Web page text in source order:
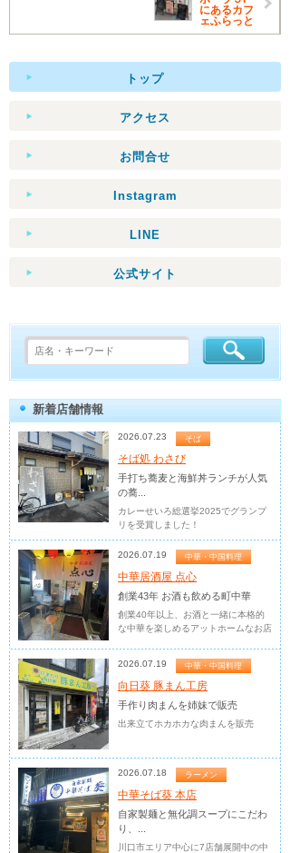
にあるカフ
ェふらっと
トップ
アクセス
お問合せ
Instagram
LINE
公式サイト
新着店舗情報
2026.07.23 そば
そば処 わさび
手打ち蕎麦と海鮮丼ランチが人気
の蕎...
カレーせいろ総選挙2025でグランプ
リを受賞しました！
2026.07.19 中華・中国料理
中華居酒屋 点心
創業43年 お酒も飲める町中華
創業40年以上、お酒と一緒に本格的
な中華を楽しめるアットホームなお店
2026.07.19 中華・中国料理
向日葵 豚まん工房
手作り肉まんを姉妹で販売
出来立てホカホカな肉まんを販売
2026.07.18 ラーメン
中華そば葵 本店
自家製麺と無化調スープにこだわ
り、...
川口市エリア中心に7店舗展開中の中